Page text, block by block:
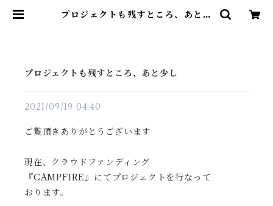
プロジェクトも残すところ、あと少
プロジェクトも残すところ、あと少し
2021/09/19 04:40
ご覧頂きありがとうございます
現在、クラウドファンディング
『CAMPFIRE』にてプロジェクトを行なって
おります。